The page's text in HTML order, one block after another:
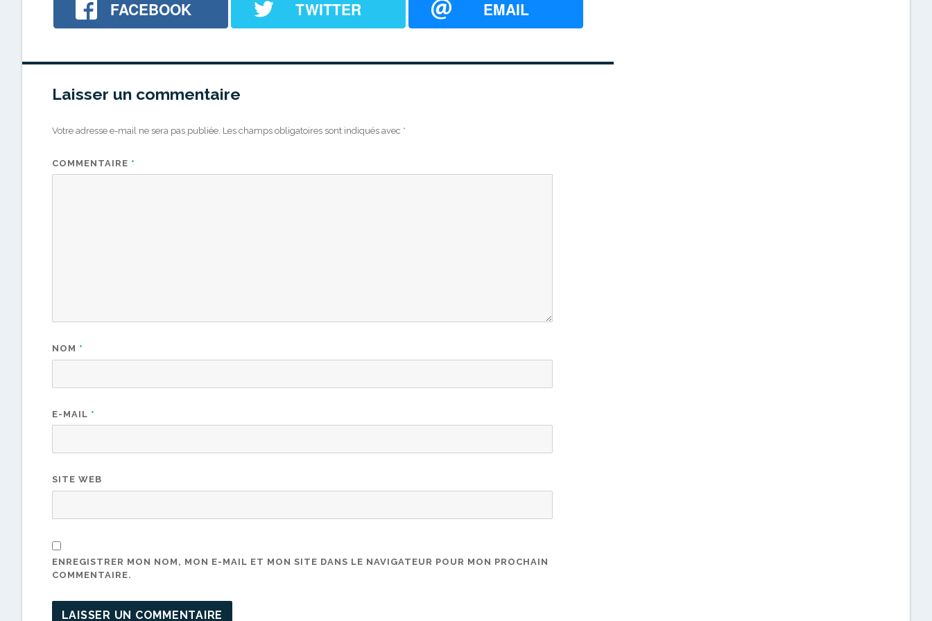
FACEBOOK TWITTER EMAIL
Laisser un commentaire
Votre adresse e-mail ne sera pas publiée. Les champs obligatoires sont indiqués avec *
COMMENTAIRE *
NOM *
E-MAIL *
SITE WEB
ENREGISTRER MON NOM, MON E-MAIL ET MON SITE DANS LE NAVIGATEUR POUR MON PROCHAIN
COMMENTAIRE.